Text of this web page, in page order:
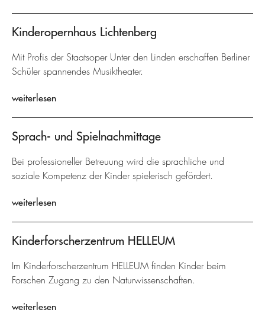
Kinderopernhaus Lichtenberg
Mit Profis der Staatsoper Unter den Linden erschaffen Berliner
Schüler spannendes Musiktheater.
weiterlesen
Sprach- und Spielnachmittage
Bei professioneller Betreuung wird die sprachliche und
soziale Kompetenz der Kinder spielerisch gefördert.
weiterlesen
Kinderforscherzentrum HELLEUM
Im Kinderforscherzentrum HELLEUM finden Kinder beim
Forschen Zugang zu den Naturwissenschaften.
weiterlesen